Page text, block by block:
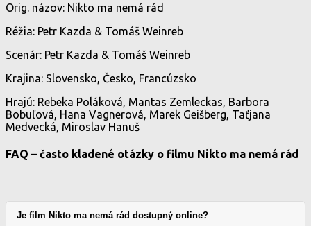
Orig. názov: Nikto ma nemá rád
Réžia: Petr Kazda & Tomáš Weinreb
Scenár: Petr Kazda & Tomáš Weinreb
Krajina: Slovensko, Česko, Francúzsko
Hrajú: Rebeka Poláková, Mantas Zemleckas, Barbora
Bobuľová, Hana Vagnerová, Marek Geišberg, Taťjana
Medvecká, Miroslav Hanuš
FAQ – často kladené otázky o filmu Nikto ma nemá rád
Je film Nikto ma nemá rád dostupný online?